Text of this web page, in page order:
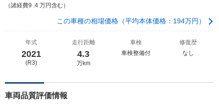
（諸経費9 .4 万円含む）
この車種の相場価格（平均本体価格：194万円）
年式
2021
(R3)
走行距離
4.3
万km
車検
車検整備付
修復歴
なし
車両品質評価情報